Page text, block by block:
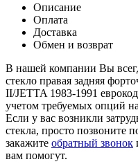
Описание
Оплата
Доставка
Обмен и возврат
В нашей компании Вы
стекло правая задняя
II/JETTA 1983-1991
учетом требуемых опций
Если у вас возникли
стекла, просто позвоните
закажите обратный звонок
вам помогут.